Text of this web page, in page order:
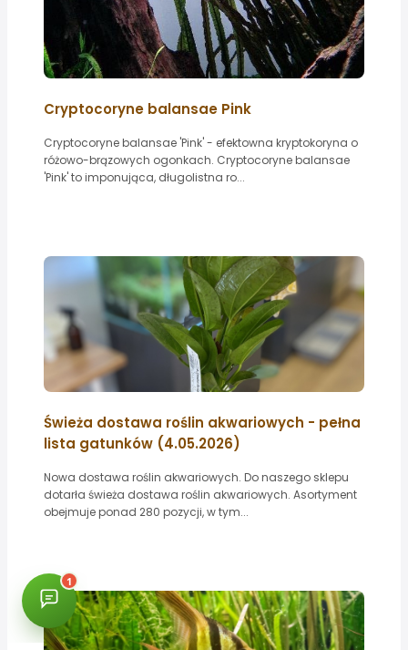
Cryptocoryne balansae Pink
Cryptocoryne balansae 'Pink' - efektowna kryptokoryna o
różowo-brązowych ogonkach. Cryptocoryne balansae
'Pink' to imponująca, długolistna ro...
Świeża dostawa roślin akwariowych - pełna
lista gatunków (4.05.2026)
Nowa dostawa roślin akwariowych. Do naszego sklepu
dotarła świeża dostawa roślin akwariowych. Asortyment
obejmuje ponad 280 pozycji, w tym...